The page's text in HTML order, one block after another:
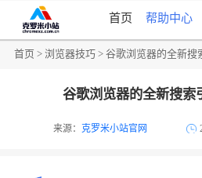
首页 帮助中心
首页 >浏览器技巧 > 谷歌浏览器的全新搜
谷歌浏览器的全新搜索
来源：克罗米小站官网